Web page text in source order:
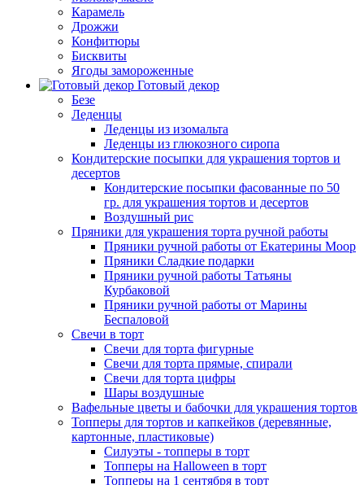
Карамель
Дрожжи
Конфитюры
Бисквиты
Ягоды замороженные
Готовый декор
Безе
Леденцы
Леденцы из изомальта
Леденцы из глюкозного сиропа
Кондитерские посыпки для украшения тортов и
десертов
Кондитерские посыпки фасованные по 50
гр. для украшения тортов и десертов
Воздушный рис
Пряники для украшения торта ручной работы
Пряники ручной работы от Екатерины Моор
Пряники Сладкие подарки
Пряники ручной работы Татьяны
Курбаковой
Пряники ручной работы от Марины
Беспаловой
Свечи в торт
Свечи для торта фигурные
Свечи для торта прямые, спирали
Свечи для торта цифры
Шары воздушные
Вафельные цветы и бабочки для украшения тортов
Топперы для тортов и капкейков (деревянные,
картонные, пластиковые)
Силуэты - топперы в торт
Топперы на Halloween в торт
Топперы на 1 сентября в торт